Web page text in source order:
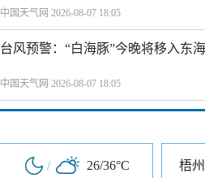
中国天气网 2026-08-07 18:05
台风预警：“白海豚”今晚将移入东
中国天气网 2026-08-07 18:05
/ 26/36°C 梧州